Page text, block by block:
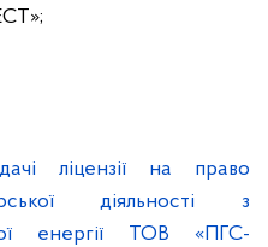
ліцензії на право
діяльності з
енергії ТОВ «ПГС-